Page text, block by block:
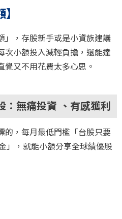
」，存股新手或是小資族建議
次小額投入減輕負擔，還能達
覺又不用花費太多心思。
：無痛投資 、有感獲利
的，每月最低門檻「台股只要
」，就能小額分享全球績優股